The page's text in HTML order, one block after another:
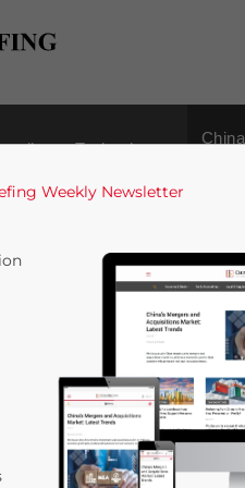
Technology
China
la clôture annuelle des